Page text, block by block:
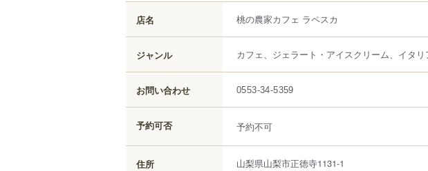
店名 桃の農家カフェ ラペスカ
ジャンル カフェ、ジェラート・アイスクリーム、イタリ
お問い合わせ 0553-34-5359
予約可否 予約不可
住所 山梨県山梨市正徳寺1131-1